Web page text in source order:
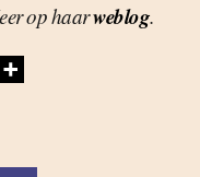
op haarweblog.